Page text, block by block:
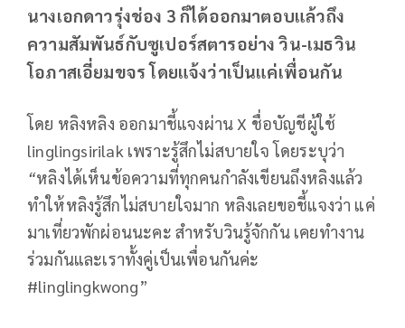
นางเอกดาวรุ่งช่อง 3 ก็ได้ออกมาตอบแล้วถึง
ความสัมพันธ์กับซูเปอร์สตารอย่าง วิน-เมธวิน
โอภาสเอี่ยมขจร โดยแจ้งว่าเป็นแค่เพื่อนกัน
โดย หลิงหลิง ออกมาชี้แจงผ่าน X ชื่อบัญชีผู้ใช้
linglingsirilak เพราะรู้สึกไม่สบายใจ โดยระบุว่า
“หลิงได้เห็นข้อความที่ทุกคนกำลังเขียนถึงหลิงแล้ว
ทำให้หลิงรู้สึกไม่สบายใจมาก หลิงเลยขอชี้แจงว่า แค่
มาเที่ยวพักผ่อนนะคะ สำหรับวินรู้จักกัน เคยทำงาน
ร่วมกันและเราทั้งคู่เป็นเพื่อนกันค่ะ
#linglingkwong”